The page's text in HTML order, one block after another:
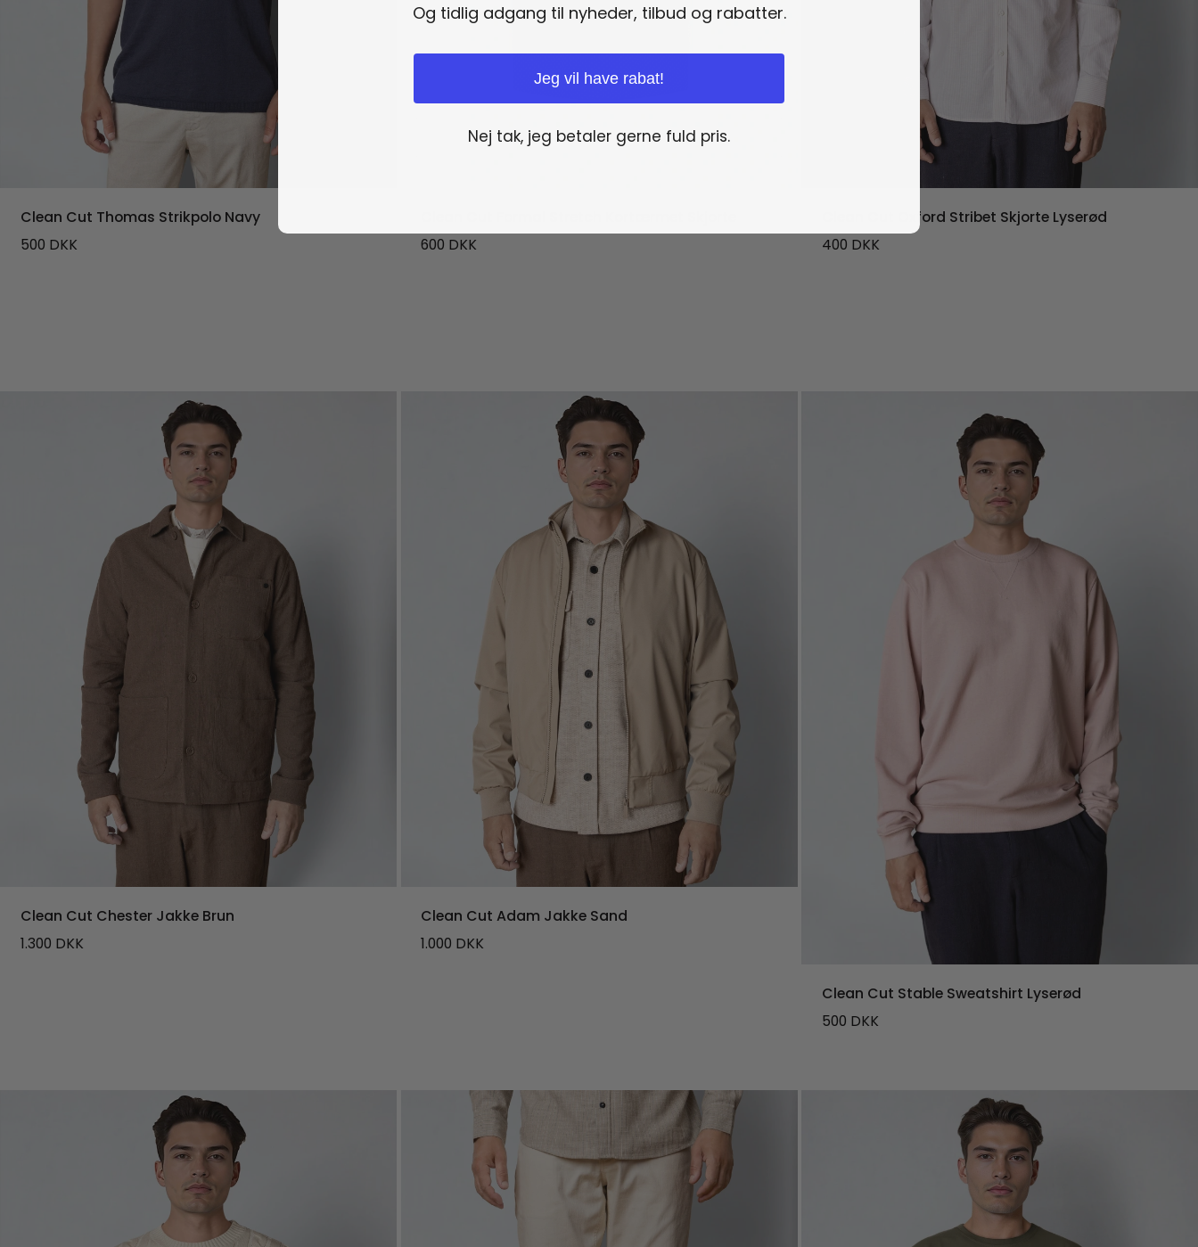
Clean Cut Thomas Strikpolo Navy
500 DKK
600 DKK
Clean Cut Oxford Stribet Skjorte Lyserød
400 DKK
Clean Cut Chester Jakke Brun
1.300 DKK
Clean Cut Adam Jakke Sand
1.000 DKK
Clean Cut Stable Sweatshirt Lyserød
500 DKK
Og tidlig adgang til nyheder, tilbud og rabatter.
Jeg vil have rabat!
Nej tak, jeg betaler gerne fuld pris.